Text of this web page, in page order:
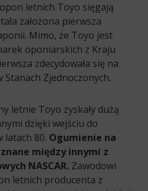
letnich Toyo sięgają
założona pierwsza
Mimo, że Toyo jest
oponiarskich z Kraju
zdecydowała się na
Zjednoczonych.
letnie Toyo zyskały dużą
dzięki wejściu do
80. Ogumienie na
między innymi z
NASCAR. Zawodowi
letnich producenta z